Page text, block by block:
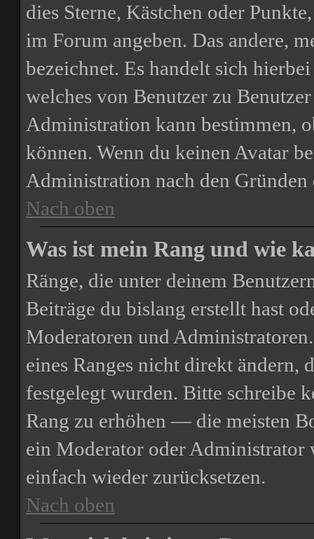
dies Sterne, Kästchen oder
im Forum angeben. Das andere,
bezeichnet. Es handelt sich
welches von Benutzer zu
Administration kann bestimmen,
können. Wenn du keinen Avatar
Administration nach den
Nach oben
Was ist mein Rang und wie
Ränge, die unter deinem
Beiträge du bislang erstellt hast
Moderatoren und
eines Ranges nicht direkt
festgelegt wurden. Bitte schreibe
Rang zu erhöhen — die meisten
ein Moderator oder Administrator
einfach wieder zurücksetzen.
Nach oben